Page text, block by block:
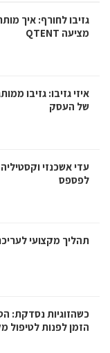
גזיבו לחורף: איך
מציעה QTENT
איזי גזיבו: גזיבו
של העסק
עדי אשכנזי
לפספס
תהליך מקצועי
כשהזוגיות נסדקת:
הזמן לפנות לטיפול